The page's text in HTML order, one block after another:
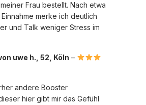
meiner Frau bestellt. Nach etwa
merke ich deutlich
und Talk weniger Stress im
uwe h., 52, Köln –
andere Booster
hier gibt mir das Gefühl